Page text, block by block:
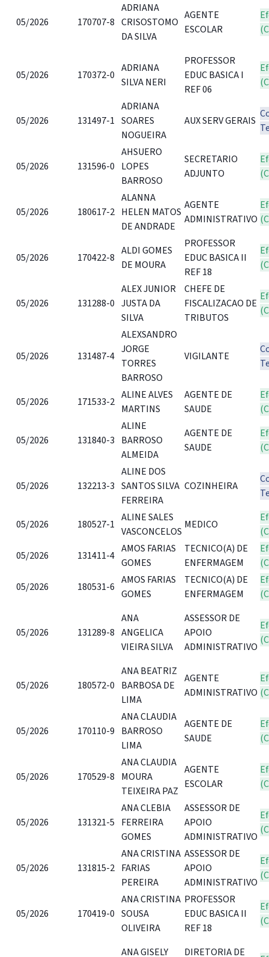
05/2026 170707-8
ADRIANA
CRISOSTOMO
DA SILVA
AGENTE
ESCOLAR
05/2026 170372-0
ADRIANA
SILVA NERI
PROFESSOR
EDUC BASICA I
REF 06
05/2026 131497-1
ADRIANA
SOARES
NOGUEIRA
AUX SERV GERAIS
05/2026 131596-0
AHSUERO
LOPES
BARROSO
SECRETARIO
ADJUNTO
05/2026 180617-2
ALANNA
HELEN MATOS
DE ANDRADE
AGENTE
ADMINISTRATIVO
05/2026 170422-8
ALDI GOMES
DE MOURA
PROFESSOR
EDUC BASICA II
REF 18
05/2026 131288-0
ALEX JUNIOR
JUSTA DA
SILVA
CHEFE DE
FISCALIZACAO DE
TRIBUTOS
05/2026 131487-4
ALEXSANDRO
JORGE
TORRES
BARROSO
VIGILANTE
05/2026 171533-2
ALINE ALVES
MARTINS
AGENTE DE
SAUDE
05/2026 131840-3
ALINE
BARROSO
ALMEIDA
AGENTE DE
SAUDE
05/2026 132213-3
ALINE DOS
SANTOS SILVA
FERREIRA
COZINHEIRA
05/2026 180527-1
ALINE SALES
VASCONCELOS
MEDICO
05/2026
131411-4
AMOS FARIAS
GOMES
TECNICO(A) DE
ENFERMAGEM
05/2026
180531-6
AMOS FARIAS
GOMES
TECNICO(A) DE
ENFERMAGEM
05/2026 131289-8
ANA
ANGELICA
VIEIRA SILVA
ASSESSOR DE
APOIO
ADMINISTRATIVO
05/2026 180572-0
ANA BEATRIZ
BARBOSA DE
LIMA
AGENTE
ADMINISTRATIVO
05/2026 170110-9
ANA CLAUDIA
BARROSO
LIMA
AGENTE DE
SAUDE
05/2026 170529-8
ANA CLAUDIA
MOURA
TEIXEIRA PAZ
AGENTE
ESCOLAR
05/2026 131321-5
ANA CLEBIA
FERREIRA
GOMES
ASSESSOR DE
APOIO
ADMINISTRATIVO
05/2026 131815-2
ANA CRISTINA
FARIAS
PEREIRA
ASSESSOR DE
APOIO
ADMINISTRATIVO
05/2026 170419-0
ANA CRISTINA
SOUSA
OLIVEIRA
PROFESSOR
EDUC BASICA II
REF 18
ANA GISELY DIRETORIA DE